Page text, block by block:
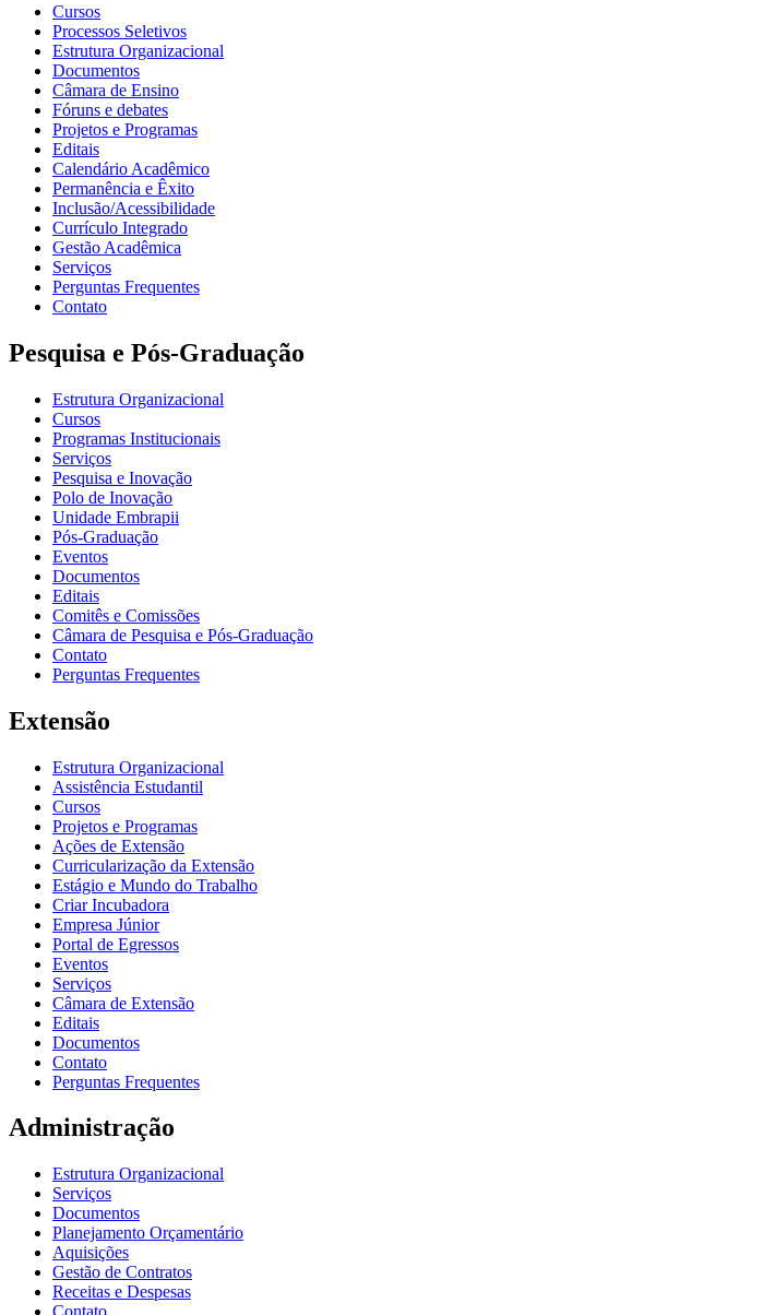
Cursos
Processos Seletivos
Estrutura Organizacional
Documentos
Câmara de Ensino
Fóruns e debates
Projetos e Programas
Editais
Calendário Acadêmico
Permanência e Êxito
Inclusão/Acessibilidade
Currículo Integrado
Gestão Acadêmica
Serviços
Perguntas Frequentes
Contato
Pesquisa e Pós-Graduação
Estrutura Organizacional
Cursos
Programas Institucionais
Serviços
Pesquisa e Inovação
Polo de Inovação
Unidade Embrapii
Pós-Graduação
Eventos
Documentos
Editais
Comitês e Comissões
Câmara de Pesquisa e Pós-Graduação
Contato
Perguntas Frequentes
Extensão
Estrutura Organizacional
Assistência Estudantil
Cursos
Projetos e Programas
Ações de Extensão
Curricularização da Extensão
Estágio e Mundo do Trabalho
Criar Incubadora
Empresa Júnior
Portal de Egressos
Eventos
Serviços
Câmara de Extensão
Editais
Documentos
Contato
Perguntas Frequentes
Administração
Estrutura Organizacional
Serviços
Documentos
Planejamento Orçamentário
Aquisições
Gestão de Contratos
Receitas e Despesas